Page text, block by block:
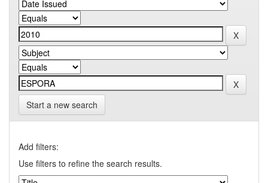
Start a new search
Add filters:
Use filters to refine the search results.